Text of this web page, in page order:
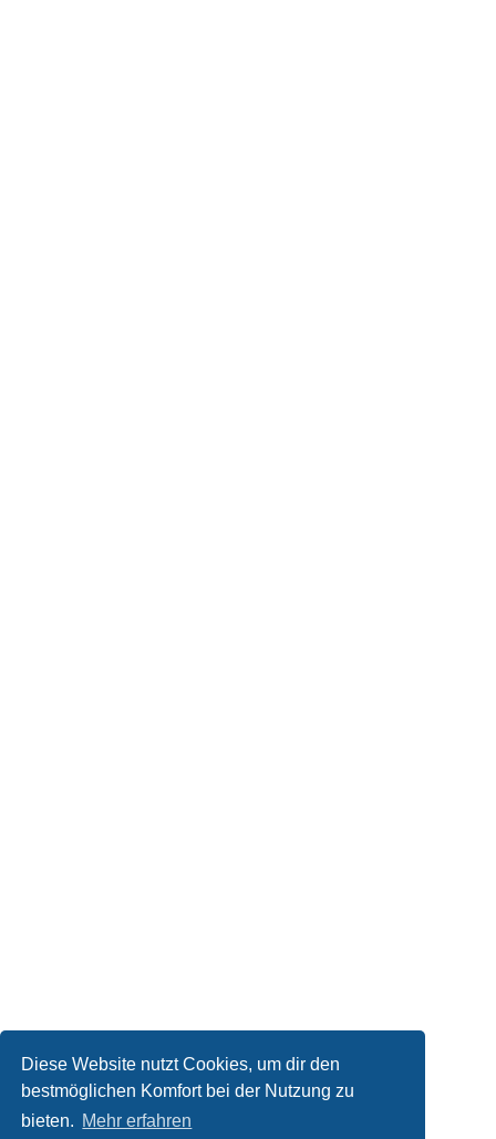
Diese Website nutzt Cookies, um dir den
bestmöglichen Komfort bei der Nutzung zu
bieten. Mehr erfahren